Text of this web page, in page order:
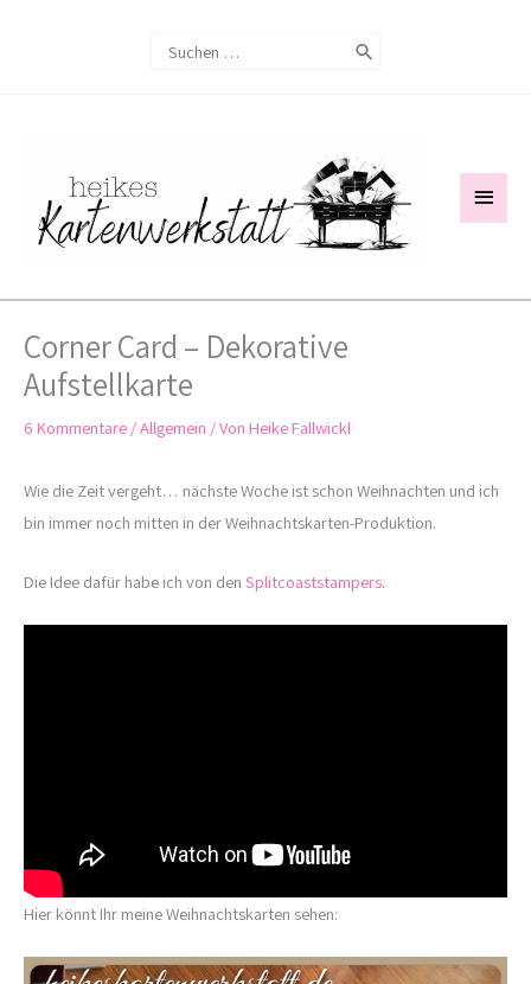
Search
Corner Card – Dekorative
Aufstellkarte
6 Kommentare /Allgemein / Von Heike Fallwickl
Wie die Zeit vergeht… nächste Woche ist schon Weihnachten und ich
bin immer noch mitten in der Weihnachtskarten-Produktion.
Die Idee dafür habe ich von den Splitcoaststampers.
Hier könnt Ihr meine Weihnachtskarten sehen: